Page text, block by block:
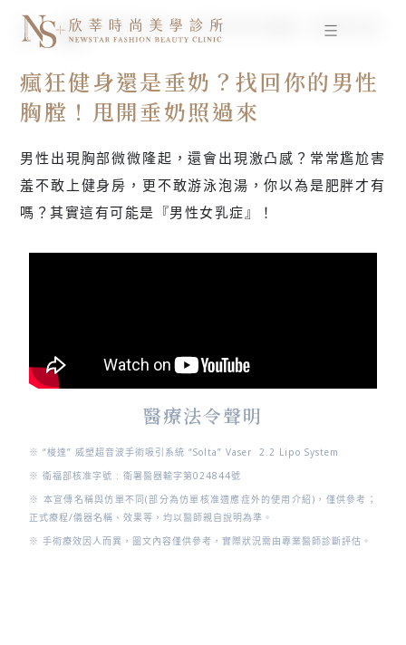
首
頁
瘋狂健身還是垂奶？找回你的男性胸膛！甩開垂奶照
過來
瘋狂健身還是垂奶？找回你的男性
胸膛！甩開垂奶照過來
男性出現胸部微微隆起，還會出現激凸感？常常尷尬害
羞不敢上健身房，更不敢游泳泡湯，你以為是肥胖才有
嗎？其實這有可能是『男性女乳症』！
醫療法令聲明
※ “梭達” 威塑超音波手術吸引系統 “Solta” Vaser 2.2 Lipo System
※ 衛福部核准字號 : 衛署醫器輸字第024844號
※ 本宣傳名稱與仿單不同(部分為仿單核准適應症外的使用介紹)，僅供參考；
正式療程/儀器名稱、效果等，均以醫師親自說明為準。
※ 手術療效因人而異，圖文內容僅供參考，實際狀況需由專業醫師診斷評估。